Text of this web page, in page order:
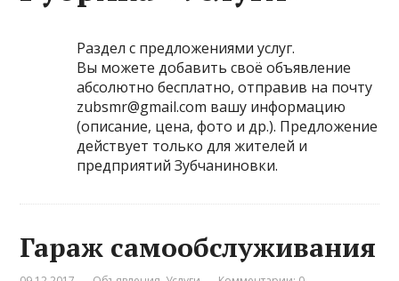
Раздел с предложениями услуг.
Вы можете добавить своё объявление
абсолютно бесплатно, отправив на почту
zubsmr@gmail.com вашу информацию
(описание, цена, фото и др.). Предложение
действует только для жителей и
предприятий Зубчаниновки.
Гараж самообслуживания